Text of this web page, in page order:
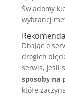
Świadomy
wybranej
Dbając o
drogich
serwis, jeśli
sposoby na
które